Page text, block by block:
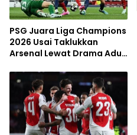
PSG Juara Liga Champions
2026 Usai Taklukkan
Arsenal Lewat Drama Adu